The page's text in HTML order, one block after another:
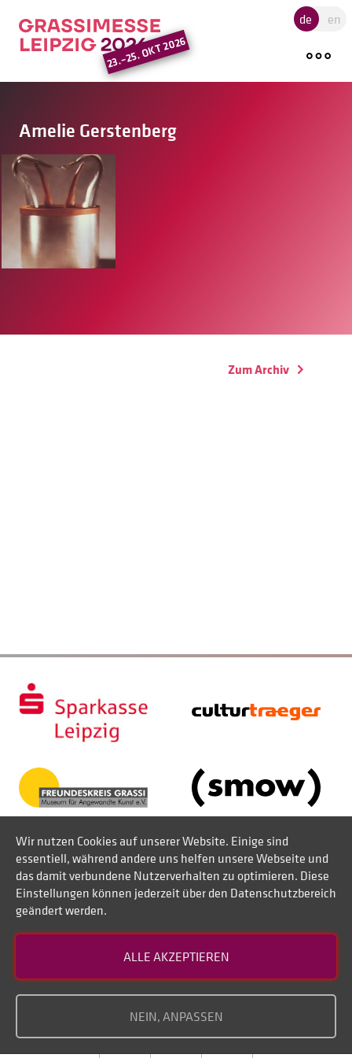
Hauptregion der Seite
23.–25. OKT 2026
de en
Amelie Gerstenberg
Zum Archiv
Impressum
Wir nutzen Cookies auf unserer Website. Einige sind
essentiell, während andere uns helfen unsere Webseite und
das damit verbundene Nutzerverhalten zu optimieren. Diese
Einstellungen können jederzeit über den Datenschutzbereich
geändert werden.
ALLE AKZEPTIEREN
NEIN, ANPASSEN